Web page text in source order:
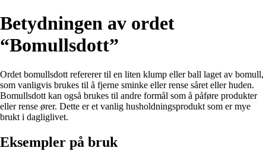
Betydningen av ordet
“Bomullsdott”
Ordet bomullsdott refererer til en liten klump eller ball laget av bomull,
som vanligvis brukes til å fjerne sminke eller rense såret eller huden.
Bomullsdott kan også brukes til andre formål som å påføre produkter
eller rense ører. Dette er et vanlig husholdningsprodukt som er mye
brukt i dagliglivet.
Eksempler på bruk